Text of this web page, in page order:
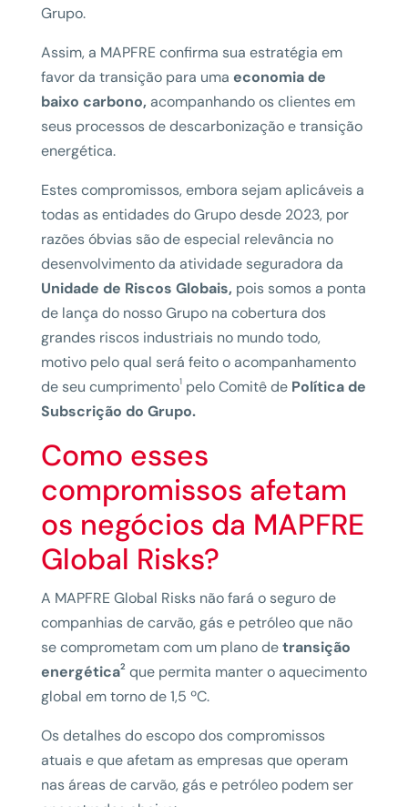
Grupo.
Assim, a MAPFRE confirma sua estratégia em
favor da transição para uma economia de
baixo carbono, acompanhando os clientes em
seus processos de descarbonização e transição
energética.
Estes compromissos, embora sejam aplicáveis a
todas as entidades do Grupo desde 2023, por
razões óbvias são de especial relevância no
desenvolvimento da atividade seguradora da
Unidade de Riscos Globais, pois somos a ponta
de lança do nosso Grupo na cobertura dos
grandes riscos industriais no mundo todo,
motivo pelo qual será feito o acompanhamento
de seu cumprimento1pelo Comitê dePolítica de
Subscrição do Grupo.
Como esses
compromissos afetam
os negócios da MAPFRE
Global Risks?
A MAPFRE Global Risks não fará o seguro de
companhias de carvão, gás e petróleo que não
se comprometam com um plano detransição
energética2que permita manter o aquecimento
global em torno de 1,5 ºC.
Os detalhes do escopo dos compromissos
atuais e que afetam as empresas que operam
nas áreas de carvão, gás e petróleo podem ser